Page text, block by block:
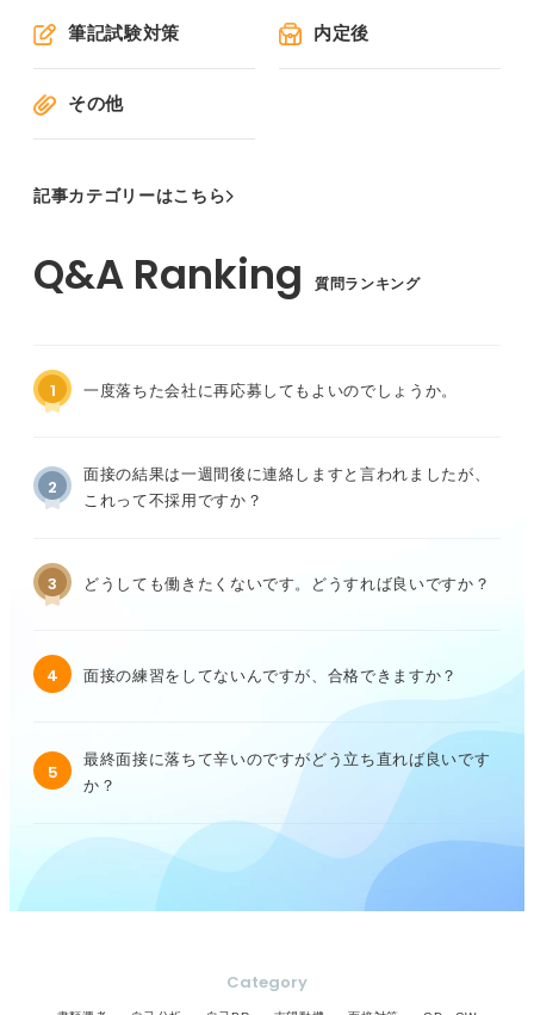
筆記試験対策 内定後
その他
記事カテゴリーはこちら
質問ランキング
1 一度落ちた会社に再応募してもよいのでしょうか。
2
面接の結果は一週間後に連絡しますと言われましたが、
これって不採用ですか？
3 どうしても働きたくないです。どうすれば良いですか？
4 面接の練習をしてないんですが、合格できますか？
5
最終面接に落ちて辛いのですがどう立ち直れば良いです
か？
Category